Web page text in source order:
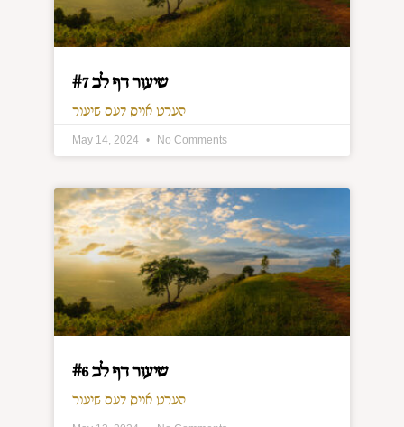
שיעור דף לב #7
הערט אויס דעם שיעור
May 14, 2024 No Comments
שיעור דף לב #6
הערט אויס דעם שיעור